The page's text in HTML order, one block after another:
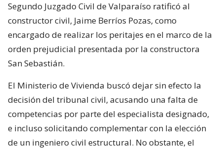
Segundo Juzgado Civil de Valparaíso ratificó al
constructor civil, Jaime Berríos Pozas, como
encargado de realizar los peritajes en el marco de la
orden prejudicial presentada por la constructora
San Sebastián.
El Ministerio de Vivienda buscó dejar sin efecto la
decisión del tribunal civil, acusando una falta de
competencias por parte del especialista designado,
e incluso solicitando complementar con la elección
de un ingeniero civil estructural. No obstante, el